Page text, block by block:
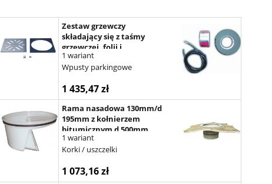
Zestaw grzewczy
składający się z taśmy
grzewczej, folii i
materiału izolacyjnego, 47
W/ 230 V
1 wariant
Wpusty parkingowe
1 435,47 zł
Rama nasadowa 130mm/d
195mm z kołnierzem
bitumicznym d 500mm
1 wariant
Korki / uszczelki
1 073,16 zł